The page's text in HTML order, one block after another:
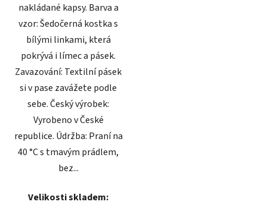
nakládané kapsy. Barva a
vzor: Šedočerná kostka s
bílými linkami, která
pokrývá i límec a pásek.
Zavazování: Textilní pásek
si v pase zavážete podle
sebe. Český výrobek:
Vyrobeno v České
republice. Údržba: Praní na
40 °C s tmavým prádlem,
bez...
Velikosti skladem: